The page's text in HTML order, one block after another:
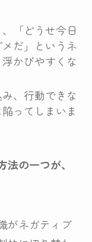
「どうせ今日
だ」というネ
かびやすくな
、行動できな
ってしまいま
の一つが、
がネガティブ